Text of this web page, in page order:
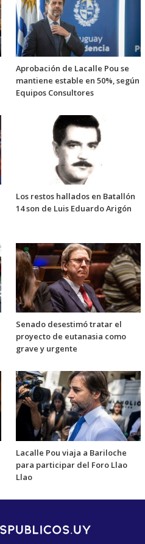
Aprobación de Lacalle Pou se
mantiene estable en 50%, según
Equipos Consultores
Los restos hallados en Batallón
14 son de Luis Eduardo Arigón
Senado desestimó tratar el
proyecto de eutanasia como
grave y urgente
Lacalle Pou viaja a Bariloche
para participar del Foro Llao
Llao